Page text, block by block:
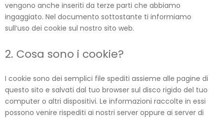
vengono anche inseriti da terze parti che abbiamo
ingaggiato. Nel documento sottostante ti informiamo
sull’uso dei cookie sul nostro sito web.
2. Cosa sono i cookie?
I cookie sono dei semplici file spediti assieme alle pagine di
questo sito e salvati dal tuo browser sul disco rigido del tuo
computer o altri dispositivi. Le informazioni raccolte in essi
possono venire rispediti ai nostri server oppure ai server di